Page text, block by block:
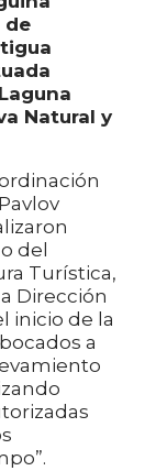
de
Natural y
del
Turística,
Dirección
inicio de la
a